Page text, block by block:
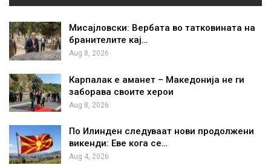
Мисајловски: Вербата во татковината на
бранителите кај…
Aug 8, 2026
Карпалак е аманет – Македонија не ги
заборава своите херои
Aug 8, 2026
По Илинден следуваат нови продолжени
викенди: Еве кога се…
Aug 4, 2026